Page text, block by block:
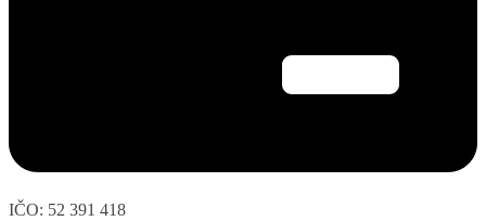
IČO: 52 391 418